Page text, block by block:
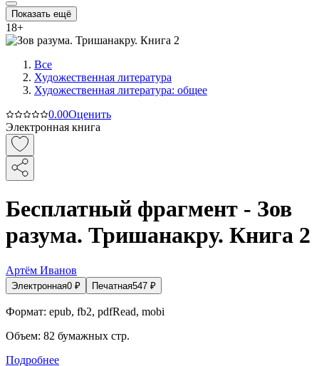
Показать ещё
18+
Все
Художественная литература
Художественная литература: общее
0.00Оценить
Электронная книга
Бесплатный фрагмент - Зов
разума. Тришанакру. Книга 2
Артём Иванов
Электронная0 ₽ Печатная547 ₽
Формат: epub, fb2, pdfRead, mobi
Объем: 82 бумажных стр.
Подробнее